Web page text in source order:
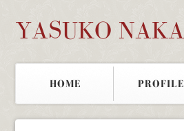
YASUKO NAKA
HOME PROFILE